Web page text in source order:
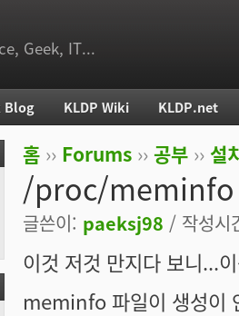
Geek, IT...
현재 위치
홈 ›› Forums ›› 공부 ›› 설
/proc/meminfo
글쓴이: paeksj98 / 작성
이것 저것 만지다 보니...
meminfo 파일이 생성이
Blog KLDP Wiki KLDP.net